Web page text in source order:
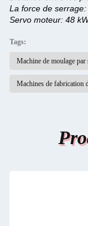
La force de serrage:
Servo moteur: 48
Tags:
Machine de moulage par
Machines de fabrication